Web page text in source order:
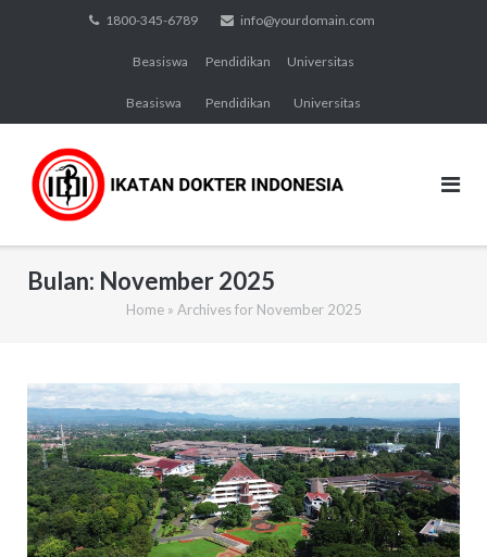
1800-345-6789 info@yourdomain.com
Beasiswa Pendidikan Universitas
Beasiswa Pendidikan Universitas
Bulan: November 2025
Home» Archives for November 2025